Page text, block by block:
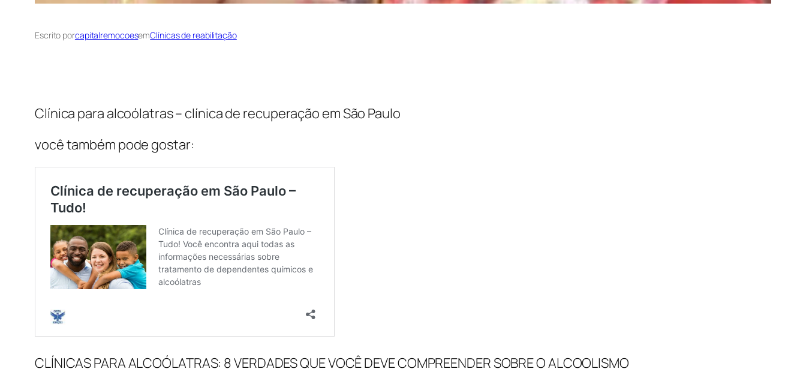
Escrito porcapitalremocoesemClínicas de reabilitação
Clínica para alcoólatras – clínica de recuperação em São Paulo
você também pode gostar:
CLÍNICAS PARA ALCOÓLATRAS: 8 VERDADES QUE VOCÊ DEVE COMPREENDER SOBRE O ALCOOLISMO